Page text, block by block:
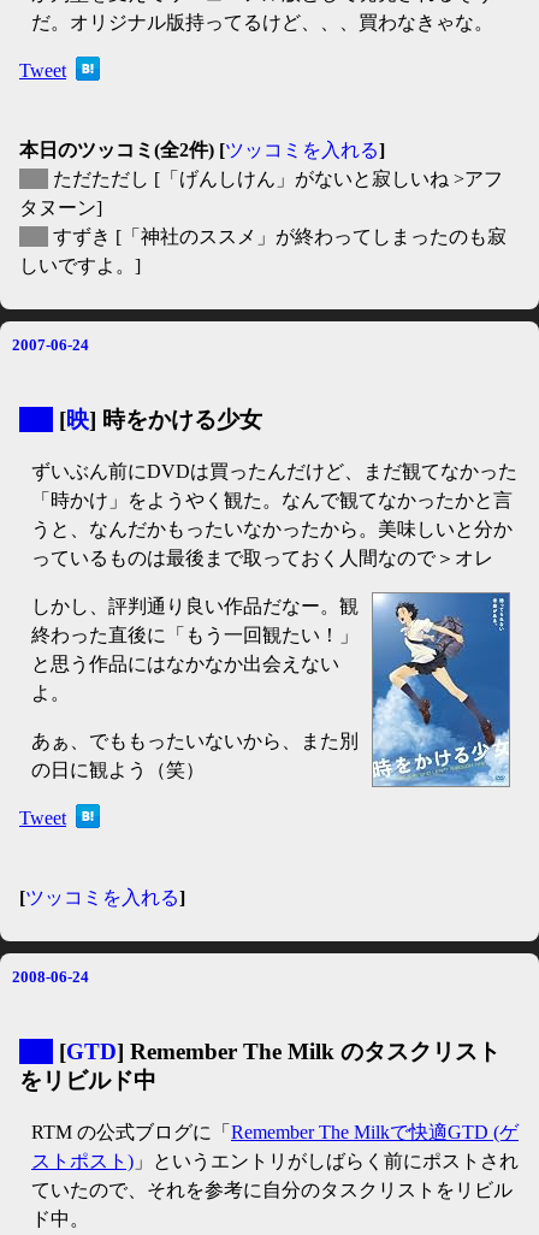
だ。オリジナル版持ってるけど、、、買わなきゃな。
Tweet
本日のツッコミ(全2件) [ツッコミを入れる]
ただただし [「げんしけん」がないと寂しいね >アフ
タヌーン]
すずき [「神社のススメ」が終わってしまったのも寂
しいですよ。]
2007-06-24
[映] 時をかける少女
ずいぶん前にDVDは買ったんだけど、まだ観てなかった
「時かけ」をようやく観た。なんで観てなかったかと言
うと、なんだかもったいなかったから。美味しいと分か
っているものは最後まで取っておく人間なので＞オレ
しかし、評判通り良い作品だなー。観
終わった直後に「もう一回観たい！」
と思う作品にはなかなか出会えない
よ。
あぁ、でももったいないから、また別
の日に観よう（笑）
Tweet
[ツッコミを入れる]
2008-06-24
[GTD] Remember The Milk のタスクリスト
をリビルド中
RTM の公式ブログに「 Remember The Milkで快適GTD (ゲ
ストポスト) 」というエントリがしばらく前にポストされ
ていたので、それを参考に自分のタスクリストをリビル
ド中。